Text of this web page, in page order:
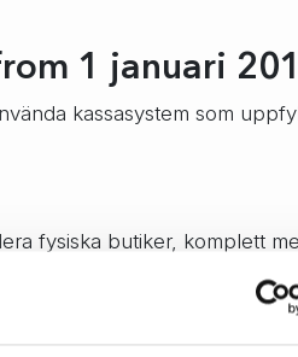
1 januari
kassasystem som
fysiska butiker, komplett
att använda Specter för dig